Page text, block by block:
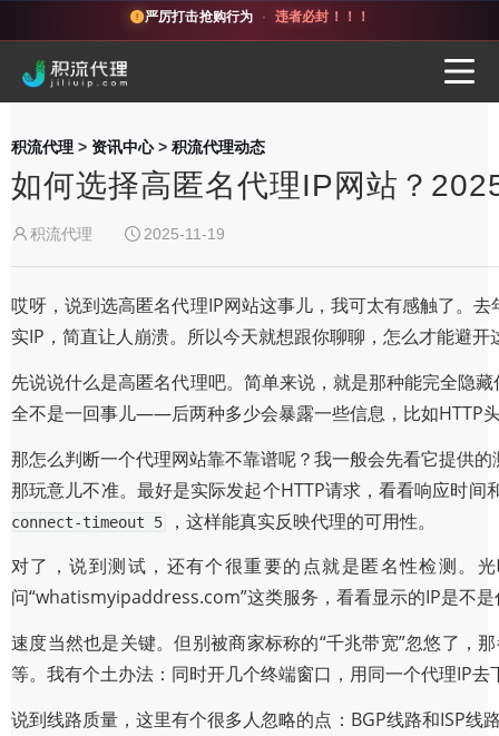
严厉打击抢购行为 · 违者必封！！！
积流代理 > 资讯中心> 积流代理动态
如何选择高匿名代理IP网站？
积流代理 2025-11-19
哎呀，说到选高匿名代理IP网站这事儿，我可太有感触了。
实IP，简直让人崩溃。所以今天就想跟你聊聊，怎么才能避
先说说什么是高匿名代理吧。简单来说，就是那种能完全隐
全不是一回事儿——后两种多少会暴露一些信息，比如HTTP
那怎么判断一个代理网站靠不靠谱呢？我一般会先看它提供
那玩意儿不准。最好是实际发起个HTTP请求，看看响应时
connect-timeout 5
，这样能真实反映代理的可用性。
对了，说到测试，还有个很重要的点就是匿名性检测。
问“whatismyipaddress.com”这类服务，看看显示的IP是不
速度当然也是关键。但别被商家标称的“千兆带宽”忽悠了，
等。我有个土办法：同时开几个终端窗口，用同一个代理IP
说到线路质量，这里有个很多人忽略的点：BGP线路和ISP